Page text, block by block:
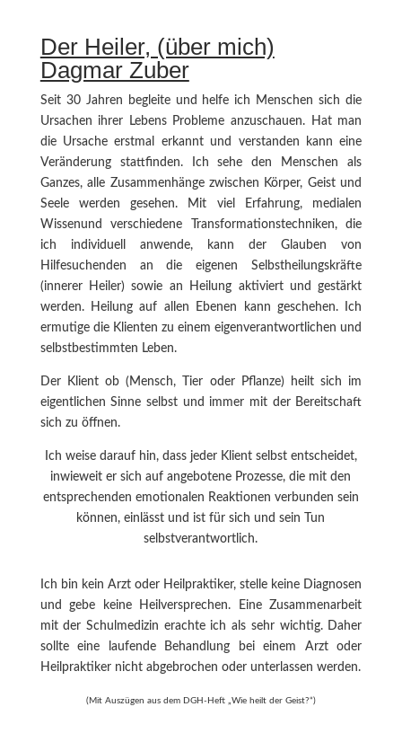
Der Heiler, (über mich)
Dagmar Zuber
Seit 30 Jahren begleite und helfe ich Menschen sich die
Ursachen ihrer Lebens Probleme anzuschauen. Hat man
die Ursache erstmal erkannt und verstanden kann eine
Veränderung stattfinden. Ich sehe den Menschen als
Ganzes, alle Zusammenhänge zwischen Körper, Geist und
Seele werden gesehen. Mit viel Erfahrung, medialen
Wissenund verschiedene Transformationstechniken, die
ich individuell anwende, kann der Glauben von
Hilfesuchenden an die eigenen Selbstheilungskräfte
(innerer Heiler) sowie an Heilung aktiviert und gestärkt
werden. Heilung auf allen Ebenen kann geschehen. Ich
ermutige die Klienten zu einem eigenverantwortlichen und
selbstbestimmten Leben.
Der Klient ob (Mensch, Tier oder Pflanze) heilt sich im
eigentlichen Sinne selbst und immer mit der Bereitschaft
sich zu öffnen.
Ich weise darauf hin, dass jeder Klient selbst entscheidet,
inwieweit er sich auf angebotene Prozesse, die mit den
entsprechenden emotionalen Reaktionen verbunden sein
können, einlässt und ist für sich und sein Tun
selbstverantwortlich.
Ich bin kein Arzt oder Heilpraktiker, stelle keine Diagnosen
und gebe keine Heilversprechen. Eine Zusammenarbeit
mit der Schulmedizin erachte ich als sehr wichtig. Daher
sollte eine laufende Behandlung bei einem Arzt oder
Heilpraktiker nicht abgebrochen oder unterlassen werden.
(Mit Auszügen aus dem DGH-Heft „Wie heilt der Geist?“)